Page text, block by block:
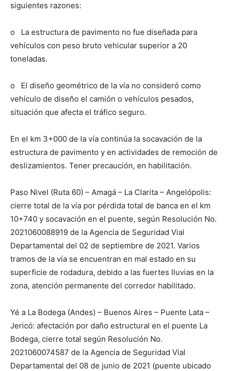
siguientes razones:
o La estructura de pavimento no fue diseñada para
vehículos con peso bruto vehicular superior a 20
toneladas.
o El diseño geométrico de la vía no consideró como
vehículo de diseño el camión o vehículos pesados,
situación que afecta el tráfico seguro.
En el km 3+000 de la vía continúa la socavación de la
estructura de pavimento y en actividades de remoción de
deslizamientos. Tener precaución, en habilitación.
Paso Nivel (Ruta 60) – Amagá – La Clarita – Angelópolis:
cierre total de la vía por pérdida total de banca en el km
10+740 y socavación en el puente, según Resolución No.
2021060088919 de la Agencia de Seguridad Vial
Departamental del 02 de septiembre de 2021. Varios
tramos de la vía se encuentran en mal estado en su
superficie de rodadura, debido a las fuertes lluvias en la
zona, atención permanente del corredor habilitado.
Yé a La Bodega (Andes) – Buenos Aires – Puente Lata –
Jericó: afectación por daño estructural en el puente La
Bodega, cierre total según Resolución No.
2021060074587 de la Agencia de Seguridad Vial
Departamental del 08 de junio de 2021 (puente ubicado